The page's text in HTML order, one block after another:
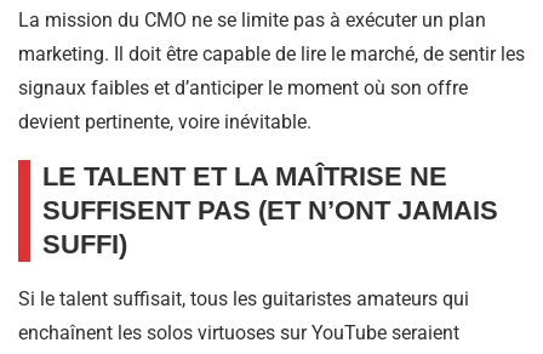
La mission du CMO ne se limite pas à exécuter un plan
marketing. Il doit être capable de lire le marché, de sentir les
signaux faibles et d’anticiper le moment où son offre
devient pertinente, voire inévitable.
LE TALENT ET LA MAÎTRISE NE
SUFFISENT PAS (ET N’ONT JAMAIS
SUFFI)
Si le talent suffisait, tous les guitaristes amateurs qui
enchaînent les solos virtuoses sur YouTube seraient